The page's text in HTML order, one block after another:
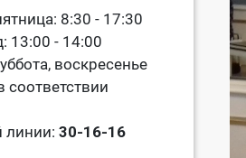
8:30 - 17:30
13:00 - 14:00
воскресенье
линии: 30-16-16